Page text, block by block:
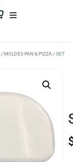
/MOLDES PAN & PIZZA / SET